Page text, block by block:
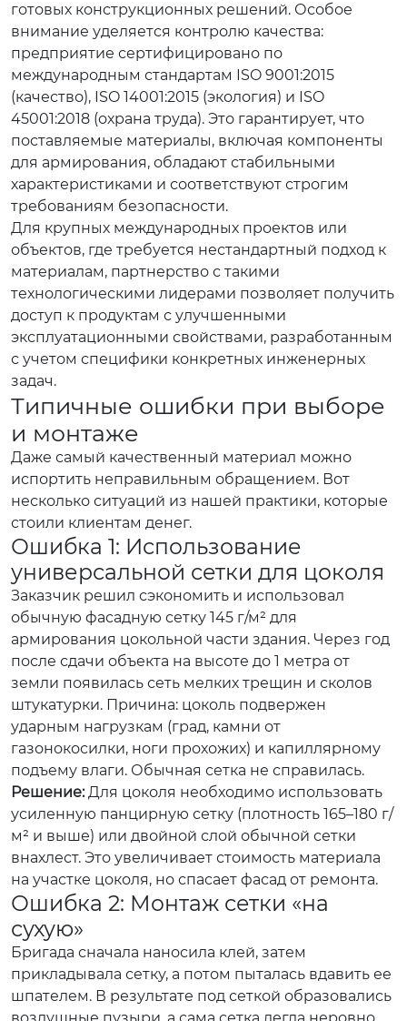
готовых конструкционных решений. Особое
внимание уделяется контролю качества:
предприятие сертифицировано по
международным стандартам ISO 9001:2015
(качество), ISO 14001:2015 (экология) и ISO
45001:2018 (охрана труда). Это гарантирует, что
поставляемые материалы, включая компоненты
для армирования, обладают стабильными
характеристиками и соответствуют строгим
требованиям безопасности.
Для крупных международных проектов или
объектов, где требуется нестандартный подход к
материалам, партнерство с такими
технологическими лидерами позволяет получить
доступ к продуктам с улучшенными
эксплуатационными свойствами, разработанным
с учетом специфики конкретных инженерных
задач.
Типичные ошибки при выборе
и монтаже
Даже самый качественный материал можно
испортить неправильным обращением. Вот
несколько ситуаций из нашей практики, которые
стоили клиентам денег.
Ошибка 1: Использование
универсальной сетки для цоколя
Заказчик решил сэкономить и использовал
обычную фасадную сетку 145 г/м² для
армирования цокольной части здания. Через год
после сдачи объекта на высоте до 1 метра от
земли появилась сеть мелких трещин и сколов
штукатурки. Причина: цоколь подвержен
ударным нагрузкам (град, камни от
газонокосилки, ноги прохожих) и капиллярному
подъему влаги. Обычная сетка не справилась.
Решение:Для цоколя необходимо использовать
усиленную панцирную сетку (плотность 165–180 г/
м² и выше) или двойной слой обычной сетки
внахлест. Это увеличивает стоимость материала
на участке цоколя, но спасает фасад от ремонта.
Ошибка 2: Монтаж сетки «на
сухую»
Бригада сначала наносила клей, затем
прикладывала сетку, а потом пыталась вдавить ее
шпателем. В результате под сеткой образовались